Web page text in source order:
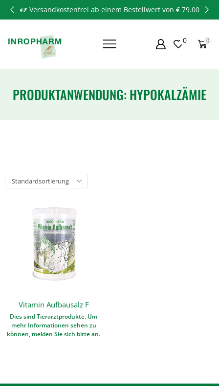
Versandkostenfrei ab einem Bestellwert von € 79.00
0 0
PRODUKTANWENDUNG: HYPOKALZÄMIE
Vitamin Aufbausalz F
Dies sind Tierarztprodukte. Um
mehr Informationen sehen zu
können, melden Sie sich bitte an.